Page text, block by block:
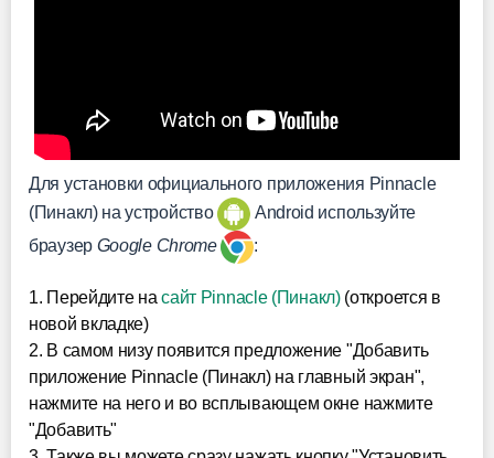
Для установки официального приложения Pinnacle
(Пинакл) на устройство
Android используйте
браузер Google Chrome :
1. Перейдите насайт Pinnacle (Пинакл)(откроется в
новой вкладке)
2. В самом низу появится предложение "Добавить
приложение Pinnacle (Пинакл) на главный экран",
нажмите на него и во всплывающем окне нажмите
"Добавить"